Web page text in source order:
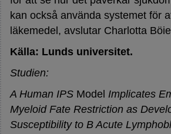
kan också använda systemet för
läkemedel, avslutar Charlotta
Källa: Lunds universitet.
Studien:
A Human IPS Model Implicates
Myeloid Fate Restriction as
Susceptibility to B Acute